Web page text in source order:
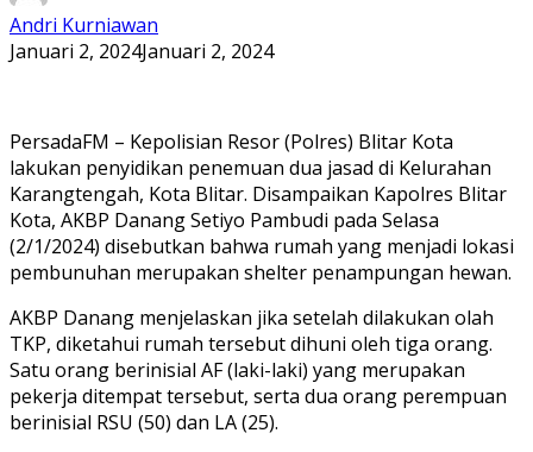
Andri Kurniawan
Januari 2, 2024Januari 2, 2024
PersadaFM – Kepolisian Resor (Polres) Blitar Kota
lakukan penyidikan penemuan dua jasad di Kelurahan
Karangtengah, Kota Blitar. Disampaikan Kapolres Blitar
Kota, AKBP Danang Setiyo Pambudi pada Selasa
(2/1/2024) disebutkan bahwa rumah yang menjadi lokasi
pembunuhan merupakan shelter penampungan hewan.
AKBP Danang menjelaskan jika setelah dilakukan olah
TKP, diketahui rumah tersebut dihuni oleh tiga orang.
Satu orang berinisial AF (laki-laki) yang merupakan
pekerja ditempat tersebut, serta dua orang perempuan
berinisial RSU (50) dan LA (25).